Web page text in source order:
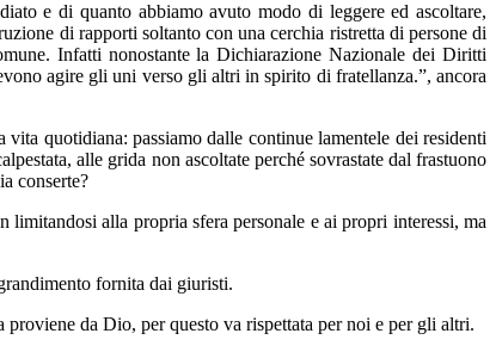
e di quanto abbiamo avuto modo di leggere ed ascoltare,
di rapporti soltanto con una cerchia ristretta di persone di
Infatti nonostante la Dichiarazione Nazionale dei Diritti
agire gli uni verso gli altri in spirito di fratellanza.”, ancora
quotidiana: passiamo dalle continue lamentele dei residenti
alle grida non ascoltate perché sovrastate dal frastuono
conserte?
alla propria sfera personale e ai propri interessi, ma
fornita dai giuristi.
proviene da Dio, per questo va rispettata per noi e per gli altri.